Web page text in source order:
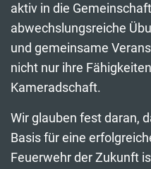
aktiv in die
abwechslungsreiche
und gemeinsame
nicht nur ihre
Kameradschaft.
Wir glauben fest daran,
Basis für eine
Feuerwehr der Zukunft